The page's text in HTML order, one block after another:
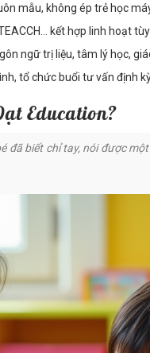
mẫu, không ép trẻ học
kết hợp linh hoạt tùy
ngữ trị liệu, tâm lý học,
tổ chức buổi tư vấn định
Education?
đã biết chỉ tay, nói được